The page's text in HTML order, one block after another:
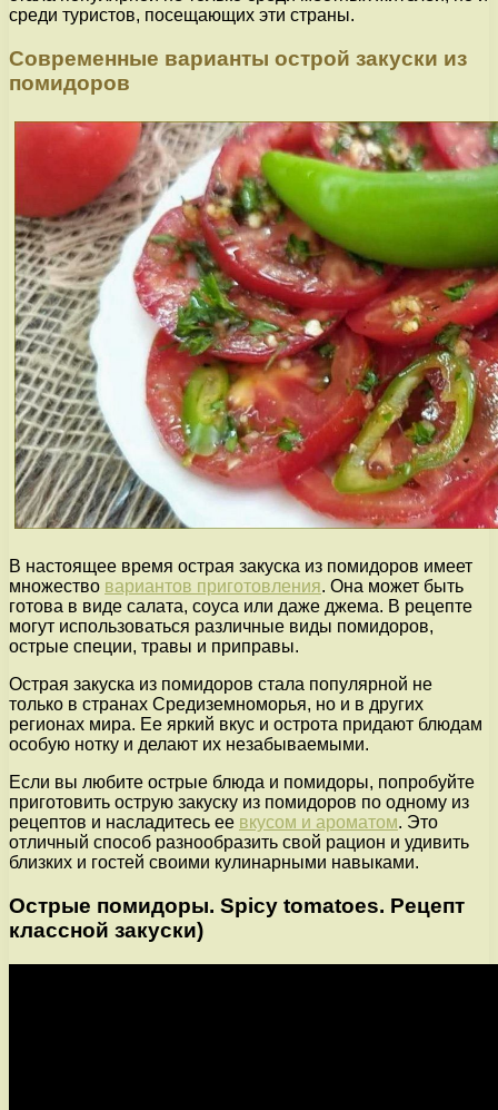
среди туристов, посещающих эти страны.
Современные варианты острой закуски из
помидоров
В настоящее время острая закуска из помидоров имеет
множество вариантов приготовления. Она может быть
готова в виде салата, соуса или даже джема. В рецепте
могут использоваться различные виды помидоров,
острые специи, травы и приправы.
Острая закуска из помидоров стала популярной не
только в странах Средиземноморья, но и в других
регионах мира. Ее яркий вкус и острота придают блюдам
особую нотку и делают их незабываемыми.
Если вы любите острые блюда и помидоры, попробуйте
приготовить острую закуску из помидоров по одному из
рецептов и насладитесь ее вкусом и ароматом. Это
отличный способ разнообразить свой рацион и удивить
близких и гостей своими кулинарными навыками.
Острые помидоры. Spicy tomatoes. Рецепт
классной закуски)